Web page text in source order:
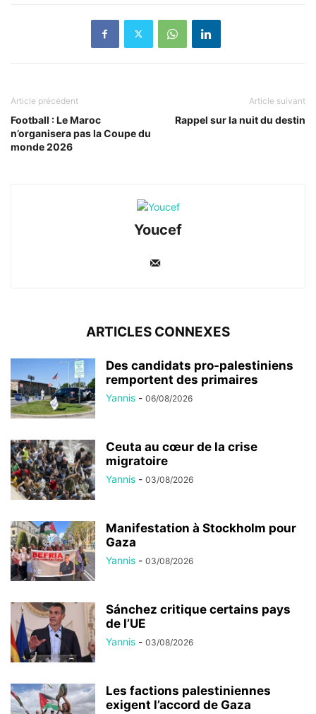
Article précédent
Football : Le Maroc
n’organisera pas la Coupe du
monde 2026
Article suivant
Rappel sur la nuit du destin
Youcef
ARTICLES CONNEXES
Des candidats pro-palestiniens
remportent des primaires
Yannis - 06/08/2026
Ceuta au cœur de la crise
migratoire
Yannis - 03/08/2026
Manifestation à Stockholm pour
Gaza
Yannis - 03/08/2026
Sánchez critique certains pays
de l’UE
Yannis - 03/08/2026
Les factions palestiniennes
exigent l’accord de Gaza